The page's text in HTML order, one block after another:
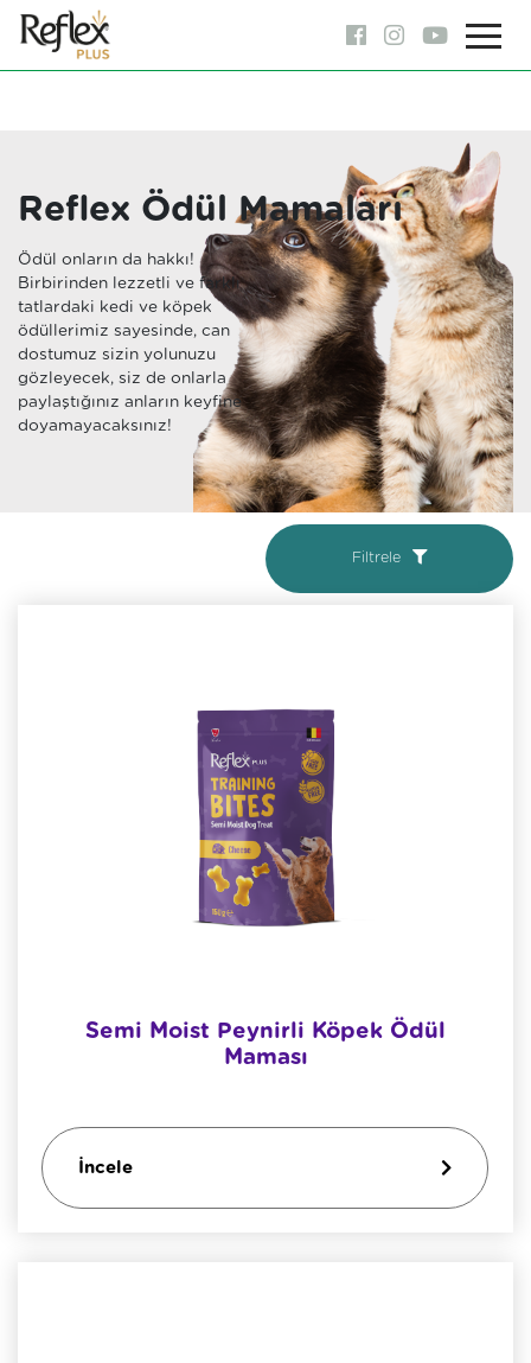
Reflex Ödül Mamaları
Ödül onların da hakkı!
Birbirinden lezzetli ve farklı
tatlardaki kedi ve köpek
ödüllerimiz sayesinde, can
dostumuz sizin yolunuzu
gözleyecek, siz de onlarla
paylaştığınız anların keyfine
doyamayacaksınız!
Filtrele
Semi Moist Peynirli Köpek Ödül
Maması
İncele